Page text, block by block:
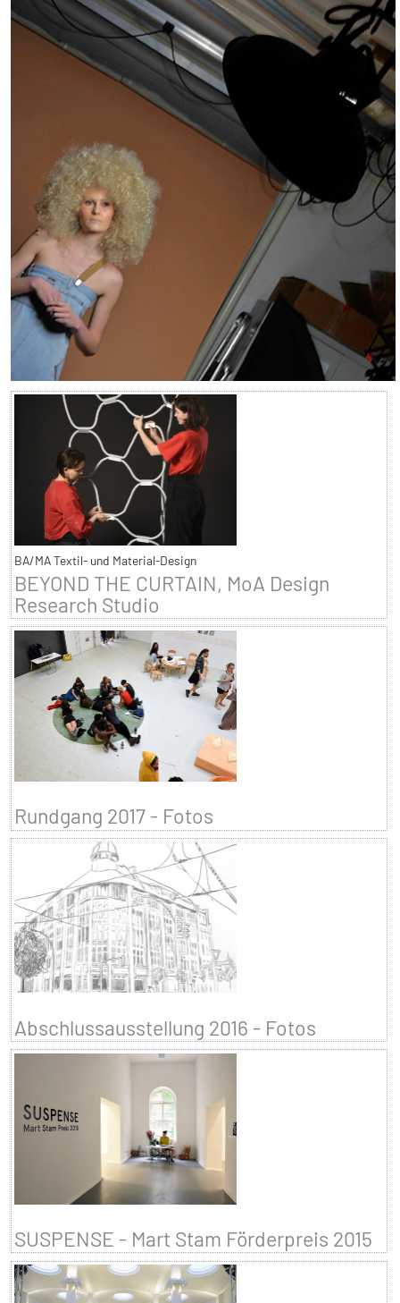
BA/MA Textil- und Material-Design
BEYOND THE CURTAIN, MoA Design
Research Studio
Rundgang 2017 - Fotos
Abschlussausstellung 2016 - Fotos
SUSPENSE - Mart Stam Förderpreis 2015